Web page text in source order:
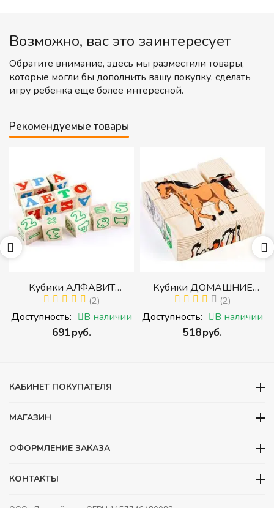
Возможно, вас это заинтересует
Обратите внимание, здесь мы разместили товары,
которые могли бы дополнить вашу покупку, сделать
игру ребенка еще более интересной.
Рекомендуемые товары
Кубики АЛФАВИТ
РУССКИЙ С ЦИФРАМИ
(Томик) (Набор кубиков с
буквами, цифрами,
математическими знаками
(2)
Доступность: В наличии
‍691‍руб.
Кубики ДОМАШНИЕ
ЖИВОТНЫЕ (Томик)
(Набор кубиков
разрезных (складных))
(2)
Доступность: В наличии
‍518‍руб.
КАБИНЕТ ПОКУПАТЕЛЯ
МАГАЗИН
ОФОРМЛЕНИЕ ЗАКАЗА
КОНТАКТЫ